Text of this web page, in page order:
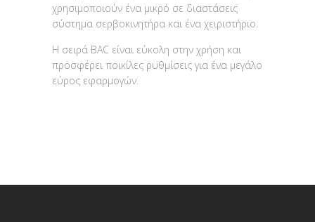
χρησιμοποιούν ένα μικρό σε διαστάσεις
σύστημα σερβοκινητήρα και ένα χειριστήριο.
Η σειρά BAC είναι εύκολη στην χρήση και
προσφέρει ποικίλες ρυθμίσεις για ένα μεγάλο
εύρος εφαρμογών.